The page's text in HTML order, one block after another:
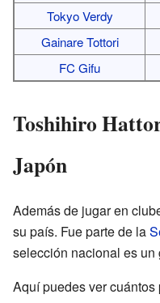
Tokyo Verdy
Gainare Tottori
FC Gifu
Toshihiro
Japón
Además de jugar en
su país. Fue parte de la
selección nacional es un
Aquí puedes ver